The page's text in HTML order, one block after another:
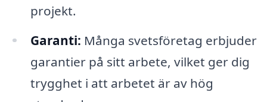
projekt.
Garanti: Många svetsföretag erbjuder
garantier på sitt arbete, vilket ger dig
trygghet i att arbetet är av hög